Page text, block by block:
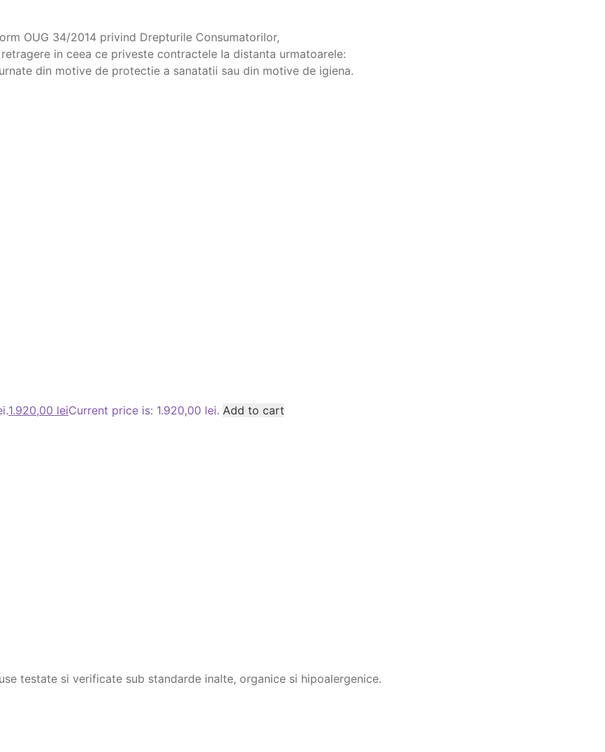
OUG 34/2014 privind Drepturile Consumatorilor,
in ceea ce priveste contractele la distanta urmatoarele:
din motive de protectie a sanatatii sau din motive de igiena.
1.920,00 leiCurrent price is: 1.920,00 lei. Add to cart
testate si verificate sub standarde inalte, organice si hipoalergenice.